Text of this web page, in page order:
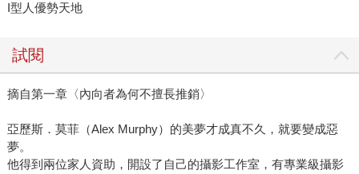
I型人優勢天地
試閱
摘自第一章〈內向者為何不擅長推銷〉
亞歷斯．莫菲（Alex Murphy）的美夢才成真不久，就要變成惡
夢。
他得到兩位家人資助，開設了自己的攝影工作室，有專業級攝影